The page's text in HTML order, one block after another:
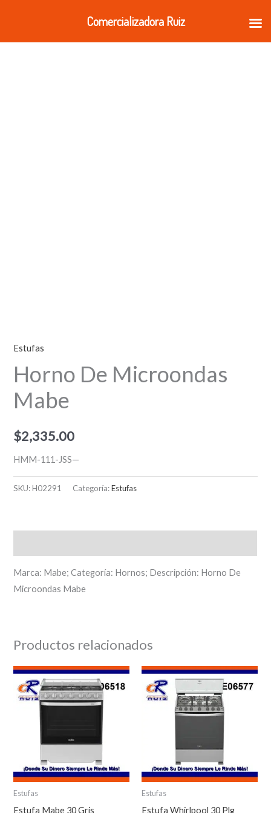
contenido
Estufas
Horno De Microondas
Mabe
$2,335.00
HMM-111-JSS—
SKU:H02291 Categoría:Estufas
Marca: Mabe; Categoría: Hornos; Descripción: Horno De
Microondas Mabe
Productos relacionados
Estufas
Estufa Mabe 30 Gris
Estufas
Estufa Whirlpool 30 Plg
Comercializadora Ruiz